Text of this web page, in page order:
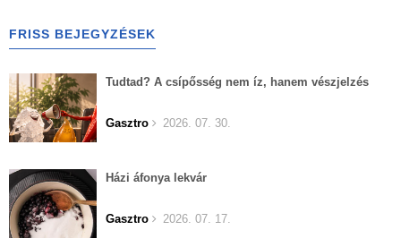
FRISS BEJEGYZÉSEK
Tudtad? A csípősség nem íz, hanem vészjelzés
Gasztro 2026. 07. 30.
Házi áfonya lekvár
Gasztro 2026. 07. 17.